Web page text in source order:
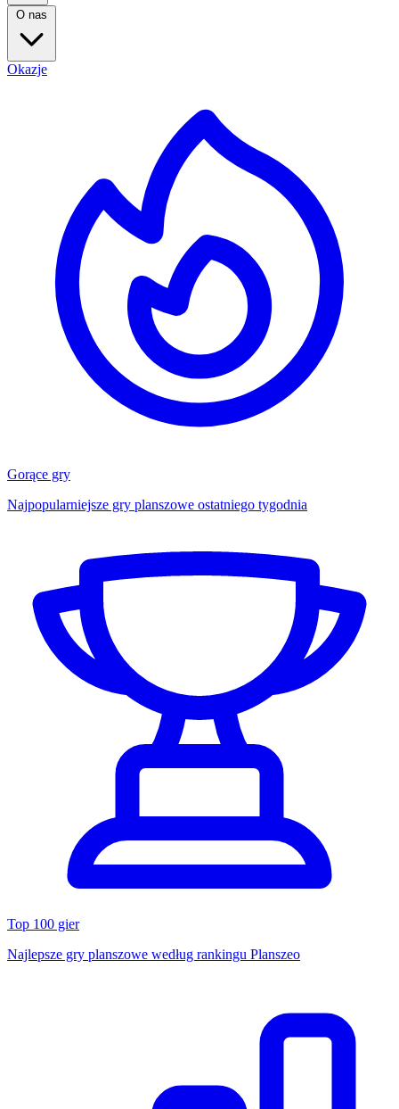
O nas
Okazje
Gorące gry
Najpopularniejsze gry planszowe ostatniego tygodnia
Top 100 gier
Najlepsze gry planszowe według rankingu Planszeo